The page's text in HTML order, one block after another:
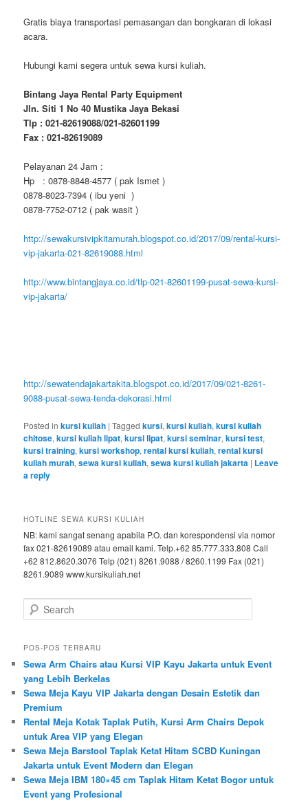
Gratis biaya transportasi pemasangan dan bongkaran di lokasi
acara.
Hubungi kami segera untuk sewa kursi kuliah.
Bintang Jaya Rental Party Equipment
Jln. Siti 1 No 40 Mustika Jaya Bekasi
Tlp : 021-82619088/021-82601199
Fax : 021-82619089
Pelayanan 24 Jam :
Hp : 0878-8848-4577 ( pak Ismet )
0878-8023-7394 ( ibu yeni )
0878-7752-0712 ( pak wasit )
http://sewakursivipkitamurah.blogspot.co.id/2017/09/rental-kursi-
vip-jakarta-021-82619088.html
http://www.bintangjaya.co.id/tlp-021-82601199-pusat-sewa-kursi-
vip-jakarta/
http://sewatendajakartakita.blogspot.co.id/2017/09/021-8261-
9088-pusat-sewa-tenda-dekorasi.html
Posted in kursi kuliah |Tagged kursi,kursi kuliah,kursi kuliah
chitose,kursi kuliah lipat,kursi lipat,kursi seminar,kursi test,
kursi training,kursi workshop,rental kursi kuliah,rental kursi
kuliah murah,sewa kursi kuliah,sewa kursi kuliah jakarta | Leave
a reply
HOTLINE SEWA KURSI KULIAH
NB: kami sangat senang apabila P.O. dan korespondensi via nomor
fax 021-82619089 atau email kami. Telp.+62 85.777.333.808 Call
+62 812.8620.3076 Telp (021) 8261.9088 / 8260.1199 Fax (021)
8261.9089 www.kursikuliah.net
Search
POS-POS TERBARU
Sewa Arm Chairs atau Kursi VIP Kayu Jakarta untuk Event
yang Lebih Berkelas
Sewa Meja Kayu VIP Jakarta dengan Desain Estetik dan
Premium
Rental Meja Kotak Taplak Putih, Kursi Arm Chairs Depok
untuk Area VIP yang Elegan
Sewa Meja Barstool Taplak Ketat Hitam SCBD Kuningan
Jakarta untuk Event Modern dan Elegan
Sewa Meja IBM 180×45 cm Taplak Hitam Ketat Bogor untuk
Event yang Profesional